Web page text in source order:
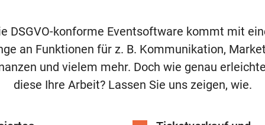
DSGVO-konforme Eventsoftware kommt mit
an Funktionen für z. B. Kommunikation,
und vielem mehr. Doch wie genau
diese Ihre Arbeit? Lassen Sie uns zeigen, wie.